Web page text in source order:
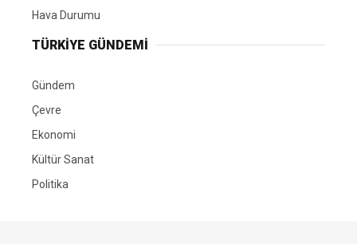
Hava Durumu
TÜRKIYE GÜNDEMI
Gündem
Çevre
Ekonomi
Kültür Sanat
Politika